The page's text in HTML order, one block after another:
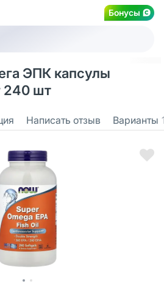
Бонусы
ЭПК капсулы
240 шт
Написать отзыв Варианты